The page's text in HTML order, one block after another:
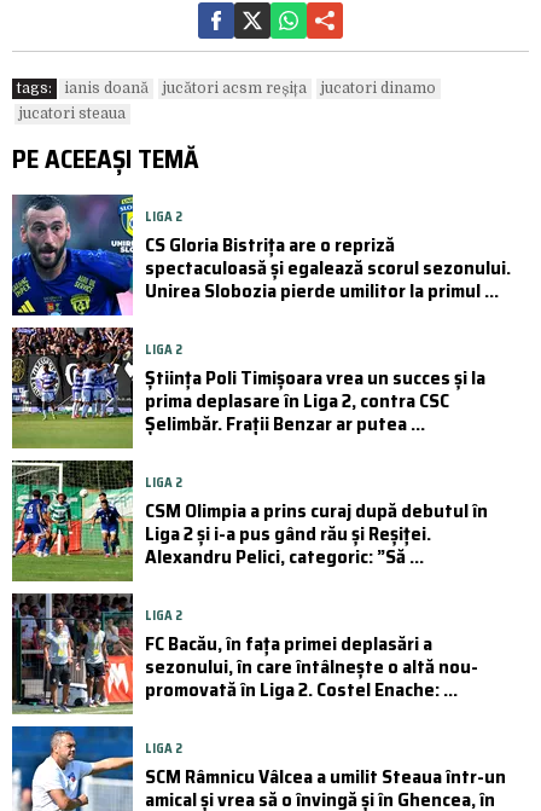
tags: ianis doană jucători acsm reșița
jucatori dinamo
jucatori steaua
PE ACEEAȘI TEMĂ
LIGA 2
CS Gloria Bistrița are o repriză
spectaculoasă și egalează scorul sezonului.
Unirea Slobozia pierde umilitor la primul ...
LIGA 2
Știința Poli Timișoara vrea un succes și la
prima deplasare în Liga 2, contra CSC
Șelimbăr. Frații Benzar ar putea ...
LIGA 2
CSM Olimpia a prins curaj după debutul în
Liga 2 și i-a pus gând rău și Reșiței.
Alexandru Pelici, categoric: ”Să ...
LIGA 2
FC Bacău, în fața primei deplasări a
sezonului, în care întâlnește o altă nou-
promovată în Liga 2. Costel Enache: ...
LIGA 2
SCM Râmnicu Vâlcea a umilit Steaua într-un
amical și vrea să o învingă și în Ghencea, în